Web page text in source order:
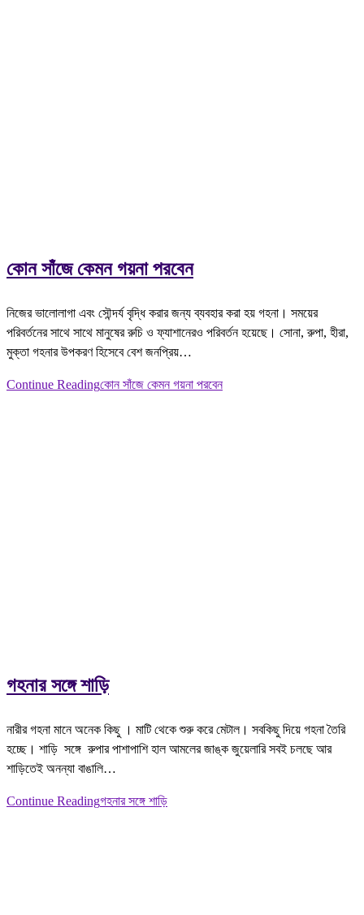
কোন সাঁজে কেমন গয়না পরবেন
নিজের ভালোলাগা এবং সৌন্দর্য বৃদ্ধি করার জন্য ব্যবহার করা হয় গহনা। সময়ের
পরিবর্তনের সাথে সাথে মানুষের রুচি ও ফ্যাশানেরও পরিবর্তন হয়েছে। সোনা, রুপা, হীরা,
মুক্তা গহনার উপকরণ হিসেবে বেশ জনপ্রিয়…
Continue Readingকোন সাঁজে কেমন গয়না পরবেন
গহনার সঙ্গে শাড়ি
নারীর গহনা মানে অনেক কিছু । মাটি থেকে শুরু করে মেটাল। সবকিছু দিয়ে গহনা তৈরি
হচ্ছে। শাড়ি সঙ্গে রুপার পাশাপাশি হাল আমলের জাঙ্ক জুয়েলারি সবই চলছে আর
শাড়িতেই অনন্যা বাঙালি…
Continue Readingগহনার সঙ্গে শাড়ি